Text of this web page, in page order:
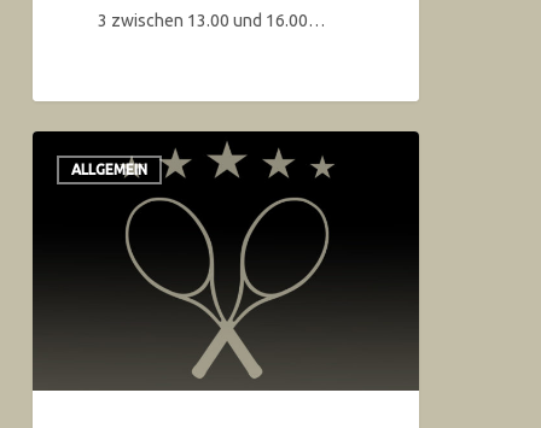
3 zwischen 13.00 und 16.00…
ALLGEMEIN